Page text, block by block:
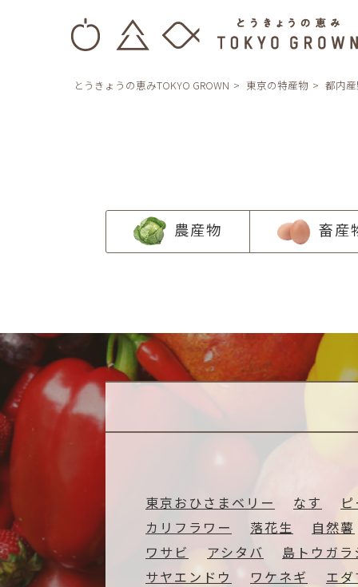
とうきょうの恵みTOKYO GROWN 東京の特産物 都内
農産物 畜産
東京おひさまベリー なす
カリフラワー
落花生
自然薯
ワサビ
アシタバ
島トウガラ
サヤエンドウ
ワケネギ エ